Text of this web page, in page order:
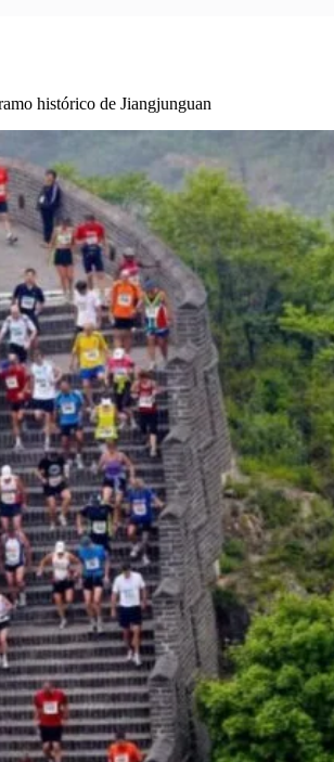
histórico de Jiangjunguan